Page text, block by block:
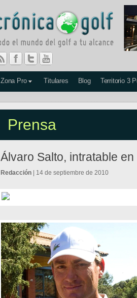
Zona Pro Titulares Blog Territorio 3
Prensa
Álvaro Salto, intratable
Redacción | 14 de septiembre de 2010